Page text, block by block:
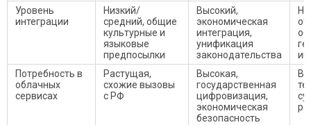
Уровень
интеграции
Низкий/
средний, общие
культурные и
языковые
предпосылки
Высокий,
экономическая
интеграция,
унификация
законодательства
Потребность в
облачных
сервисах
Растущая,
схожие вызовы
с РФ
Высокая,
государственная
цифровизация,
экономическая
безопасность